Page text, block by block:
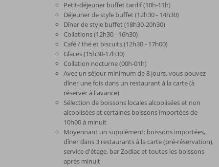
Petit-déjeuner buffet tardif (10h-11h)
Déjeuner de style buffet (12h30 - 14h30)
Dîner de style buffet (18h30-20h30)
Collations (12h30 - 16h30)
Café / thé et biscuits (12h30 - 17h00)
Glaces (15h30-17h30)
Collation nocturne (00h-01h)
Avec un séjour minimum de 8 jours, vous pouvez
dîner une fois dans un restaurant à la carte (à
réserver à l'avance)
Sélection de boissons locales alcoolisées et non
alcoolisées et certaines boissons importées de
10h00 à minuit
Moyennant un supplément: boissons importées,
dîner dans 3 restaurants à la carte (pré-réservation),
service d'étage, bar Zodiac et toutes les boissons
après minuit